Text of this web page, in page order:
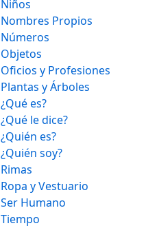
Niños
Nombres Propios
Números
Objetos
Oficios y Profesiones
Plantas y Árboles
¿Qué es?
¿Qué le dice?
¿Quién es?
¿Quién soy?
Rimas
Ropa y Vestuario
Ser Humano
Tiempo